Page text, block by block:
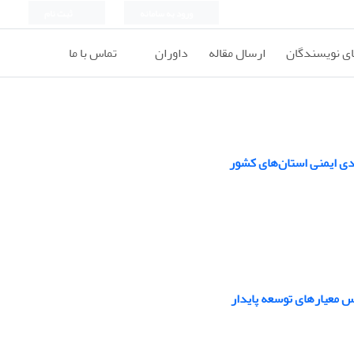
نویسندگان ارسال مقاله داوران تماس با ما
ایمنی استان‌های کشور
معیارهای توسعه پایدار